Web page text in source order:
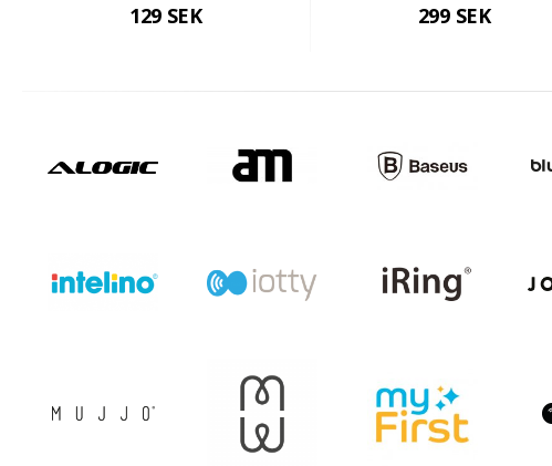
129 SEK 299 SEK